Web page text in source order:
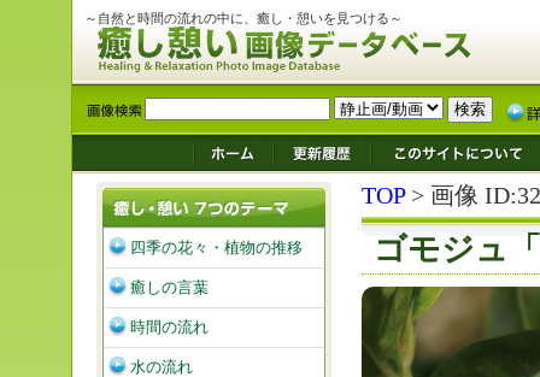
～自然と時間の流れの中に、癒し・憩いを見つける～
TOP> 画像
ゴモジュ
四季の花々・植物の推移
癒しの言葉
時間の流れ
水の流れ